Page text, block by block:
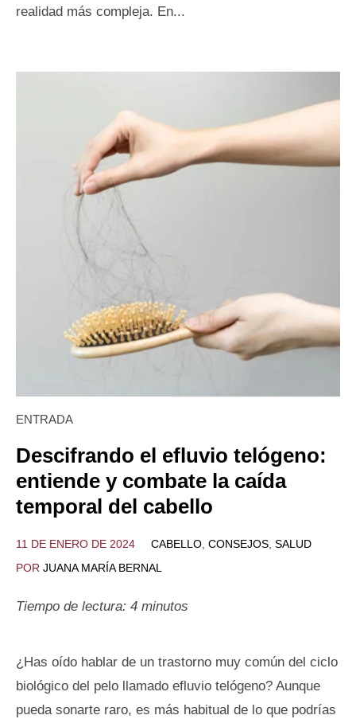
realidad más compleja. En...
ENTRADA
Descifrando el efluvio telógeno:
entiende y combate la caída
temporal del cabello
11 DE ENERO DE 2024 CABELLO, CONSEJOS, SALUD
POR JUANA MARÍA BERNAL
Tiempo de lectura: 4 minutos
¿Has oído hablar de un trastorno muy común del ciclo
biológico del pelo llamado efluvio telógeno? Aunque
pueda sonarte raro, es más habitual de lo que podrías